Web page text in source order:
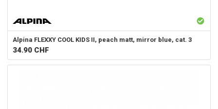
Alpina FLEXXY COOL KIDS II, peach matt, mirror blue, cat. 3
34.90 CHF